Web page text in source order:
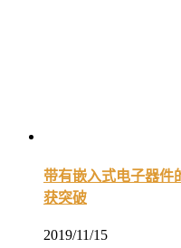
带有嵌入式电子器件
获突破
2019/11/15